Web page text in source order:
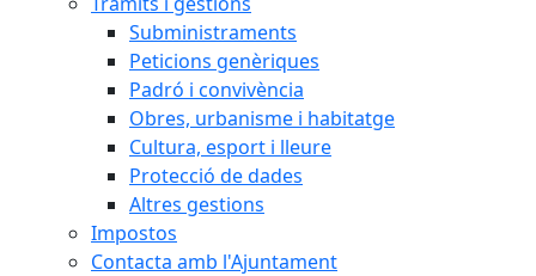
Subministraments
Peticions genèriques
Padró i convivència
Obres, urbanisme i habitatge
Cultura, esport i lleure
Protecció de dades
Altres gestions
Impostos
Contacta amb l'Ajuntament